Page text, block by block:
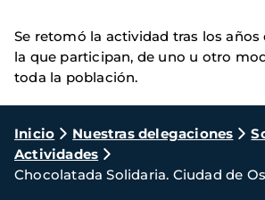
Se retomó la actividad tras los años
la que participan, de uno u otro
toda la población.
Ruta
de
navegación
Inicio Nuestras delegaciones
Actividades
Chocolatada Solidaria. Ciudad de